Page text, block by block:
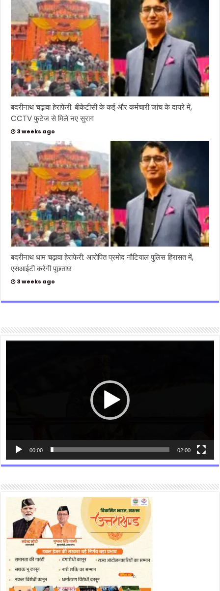
बदरीनाथ चढ़ावा हेराफेरी: बीकेटीसी के कई और कर्मचारी जांच के दायरे में,
CCTV फुटेज से मिले नए सुराग
3 weeks ago
बदरीनाथ धाम चढ़ावा हेराफेरी: आरोपित प्रमोद नौटियाल पुलिस हिरासत में,
एसआईटी करेगी पूछताछ
3 weeks ago
Video
00:00 02:00